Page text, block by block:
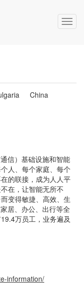
China
信）基础设施和智能
人、每个家庭、每个
的联接，成为人人平
在，让智能无所不
变得敏捷、高效、生
居、办公、出行等全
万员工，业务遍及
information/